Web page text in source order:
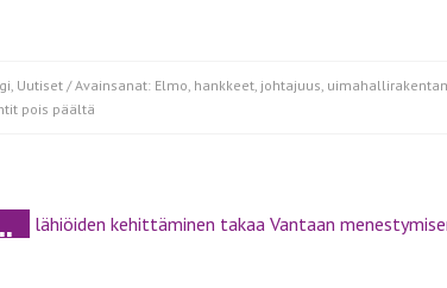
Uutiset / Avainsanat: Elmo hankkeet johtajuus
pois päältä
maaliin